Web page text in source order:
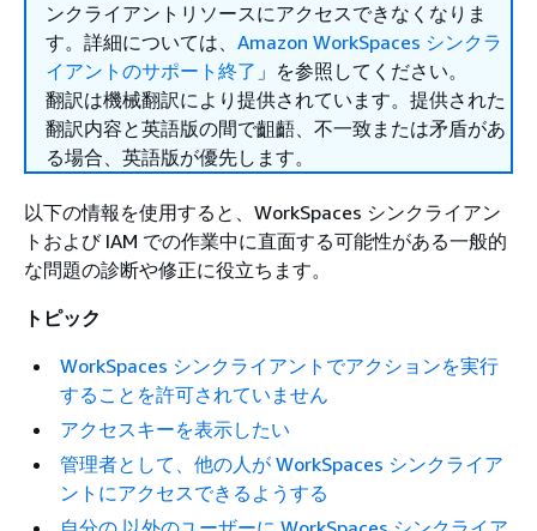
ンクライアントリソースにアクセスできなくなりま
す。詳細については、 Amazon WorkSpaces シンクラ
イアントのサポート終了 」を参照してください。
翻訳は機械翻訳により提供されています。提供された
翻訳内容と英語版の間で齟齬、不一致または矛盾があ
る場合、英語版が優先します。
以下の情報を使用すると、WorkSpaces シンクライアン
トおよび IAM での作業中に直面する可能性がある一般的
な問題の診断や修正に役立ちます。
トピック
WorkSpaces シンクライアントでアクションを実行
することを許可されていません
アクセスキーを表示したい
管理者として、他の人が WorkSpaces シンクライア
ントにアクセスできるようする